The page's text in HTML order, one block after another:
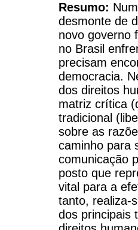
Resumo:
desmonte de
novo governo
no Brasil
precisam
democracia.
dos direitos
matriz crítica
tradicional
sobre as
caminho para
comunicação
posto que
vital para a
tanto, realiza-
dos principais